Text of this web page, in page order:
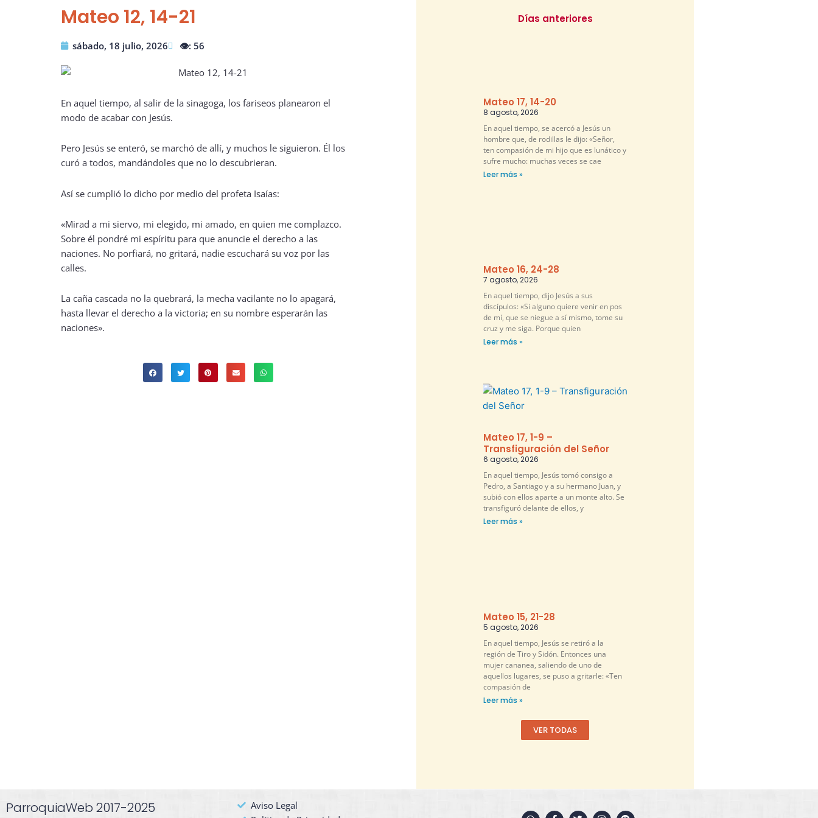
Mateo 12, 14-21
sábado, 18 julio, 2026 👁️: 56
En aquel tiempo, al salir de la sinagoga, los fariseos planearon el
modo de acabar con Jesús.
Pero Jesús se enteró, se marchó de allí, y muchos le siguieron. Él los
curó a todos, mandándoles que no lo descubrieran.
Así se cumplió lo dicho por medio del profeta Isaías:
«Mirad a mi siervo, mi elegido, mi amado, en quien me complazco.
Sobre él pondré mi espíritu para que anuncie el derecho a las
naciones. No porfiará, no gritará, nadie escuchará su voz por las
calles.
La caña cascada no la quebrará, la mecha vacilante no lo apagará,
hasta llevar el derecho a la victoria; en su nombre esperarán las
naciones».
Días anteriores
Mateo 17, 14-20
8 agosto, 2026
En aquel tiempo, se acercó a Jesús un
hombre que, de rodillas le dijo: «Señor,
ten compasión de mi hijo que es lunático y
sufre mucho: muchas veces se cae
Leer más »
Mateo 16, 24-28
7 agosto, 2026
En aquel tiempo, dijo Jesús a sus
discípulos: «Si alguno quiere venir en pos
de mí, que se niegue a sí mismo, tome su
cruz y me siga. Porque quien
Leer más »
Mateo 17, 1-9 –
Transfiguración del Señor
6 agosto, 2026
En aquel tiempo, Jesús tomó consigo a
Pedro, a Santiago y a su hermano Juan, y
subió con ellos aparte a un monte alto. Se
transfiguró delante de ellos, y
Leer más »
Mateo 15, 21-28
5 agosto, 2026
En aquel tiempo, Jesús se retiró a la
región de Tiro y Sidón. Entonces una
mujer cananea, saliendo de uno de
aquellos lugares, se puso a gritarle: «Ten
compasión de
Leer más »
VER TODAS
ParroquiaWeb 2017-2025
Aviso Legal
W F T I P